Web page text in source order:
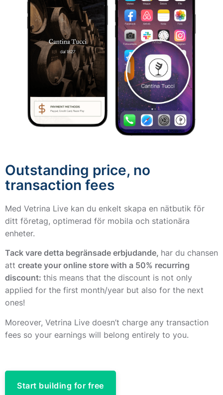
Outstanding price, no
transaction fees
Med Vetrina Live kan du enkelt skapa en nätbutik för
ditt företag, optimerad för mobila och stationära
enheter.
Tack vare detta begränsade erbjudande, har du chansen
att create your online store with a 50% recurring
discount: this means that the discount is not only
applied for the first month/year but also for the next
ones!
Moreover, Vetrina Live doesn’t charge any transaction
fees so your earnings will belong entirely to you.
Start building for free